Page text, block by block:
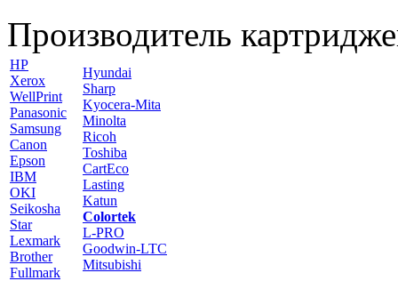
Производитель
HP
Xerox
WellPrint
Panasonic
Samsung
Canon
Epson
IBM
OKI
Seikosha
Star
Lexmark
Brother
Fullmark
Hyundai
Sharp
Kyocera-Mita
Minolta
Ricoh
Toshiba
CartEco
Lasting
Katun
Colortek
L-PRO
Goodwin-LTC
Mitsubishi